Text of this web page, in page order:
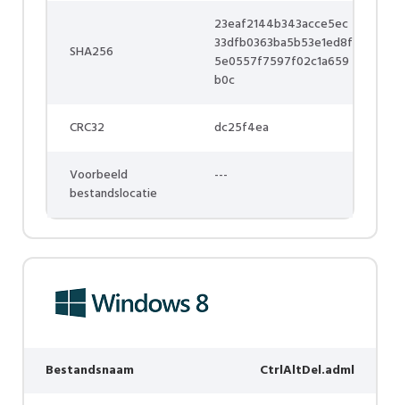
SHA256
23eaf2144b343acce5ec
33dfb0363ba5b53e1ed8f
5e0557f7597f02c1a659
b0c
CRC32 dc25f4ea
Voorbeeld
bestandslocatie
---
Bestandsnaam CtrlAltDel.adml